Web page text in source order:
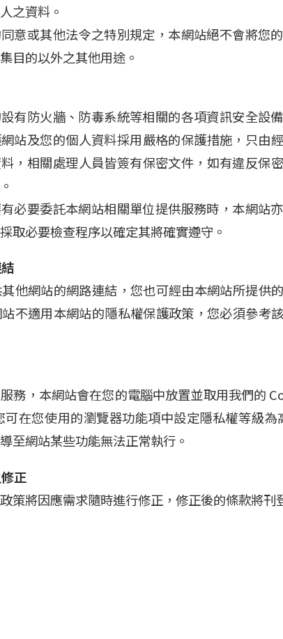
之資料。
意或其他法令之特別規定，本網站絕不會將您
目的以外之其他用途。
有防火牆、防毒系統等相關的各項資訊安全設
站及您的個人資料採用嚴格的保護措施，只由
，相關處理人員皆簽有保密文件，如有違反保
必要委託本網站相關單位提供服務時，本網站
取必要檢查程序以確定其將確實遵守。
他網站的網路連結，您也可經由本網站所提供
不適用本網站的隱私權保護政策，您必須參考
務，本網站會在您的電腦中放置並取用我們的
在您使用的瀏覽器功能項中設定隱私權等級
至網站某些功能無法正常執行。
正
策將因應需求隨時進行修正，修正後的條款將刊